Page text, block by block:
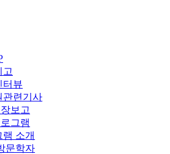
고
터뷰
관련기사
보고
그램
램 소개
문학자